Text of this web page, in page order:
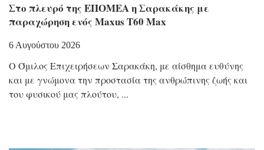
Στο πλευρό της ΕΠΟΜΕΑ η Σαρακάκης με
παραχώρηση ενός Maxus T60 Max
6 Αυγούστου 2026
Ο Όμιλος Επιχειρήσεων Σαρακάκη, με αίσθημα ευθύνης
και με γνώμονα την προστασία της ανθρώπινης ζωής και
του φυσικού μας πλούτου,